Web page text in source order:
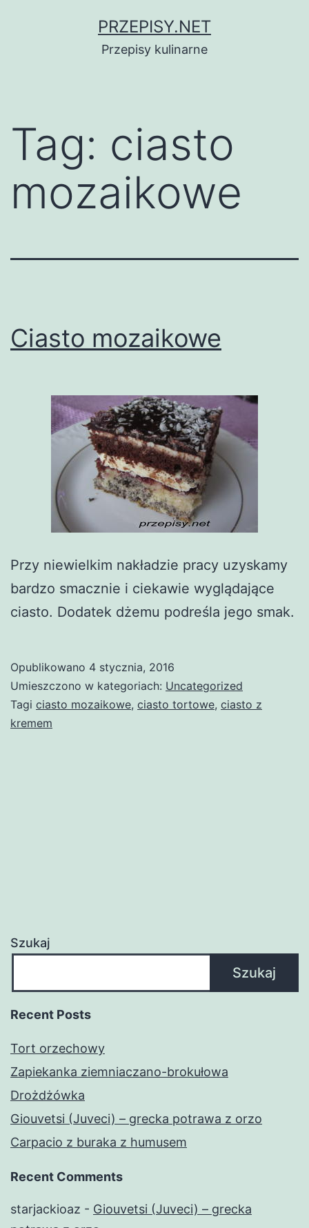
PRZEPISY.NET
Przepisy kulinarne
Tag: ciasto
mozaikowe
Ciasto mozaikowe
Przy niewielkim nakładzie pracy uzyskamy
bardzo smacznie i ciekawie wyglądające
ciasto. Dodatek dżemu podreśla jego smak.
Opublikowano 4 stycznia, 2016
Umieszczono w kategoriach: Uncategorized
Tagi ciasto mozaikowe, ciasto tortowe, ciasto z
kremem
Szukaj
Szukaj
Recent Posts
Tort orzechowy
Zapiekanka ziemniaczano-brokułowa
Drożdżówka
Giouvetsi (Juveci) – grecka potrawa z orzo
Carpacio z buraka z humusem
Recent Comments
starjackioaz - Giouvetsi (Juveci) – grecka